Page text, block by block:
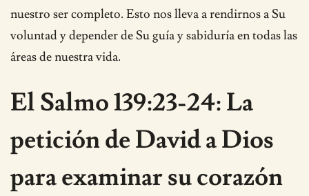
nuestro ser completo. Esto nos lleva a rendirnos a Su
voluntad y depender de Su guía y sabiduría en todas las
áreas de nuestra vida.
El Salmo 139:23-24: La
petición de David a Dios
para examinar su corazón